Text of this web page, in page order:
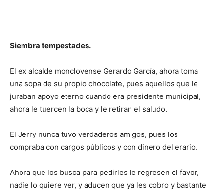
Siembra tempestades.
El ex alcalde monclovense Gerardo García, ahora toma
una sopa de su propio chocolate, pues aquellos que le
juraban apoyo eterno cuando era presidente municipal,
ahora le tuercen la boca y le retiran el saludo.
El Jerry nunca tuvo verdaderos amigos, pues los
compraba con cargos públicos y con dinero del erario.
Ahora que los busca para pedirles le regresen el favor,
nadie lo quiere ver, y aducen que ya les cobro y bastante